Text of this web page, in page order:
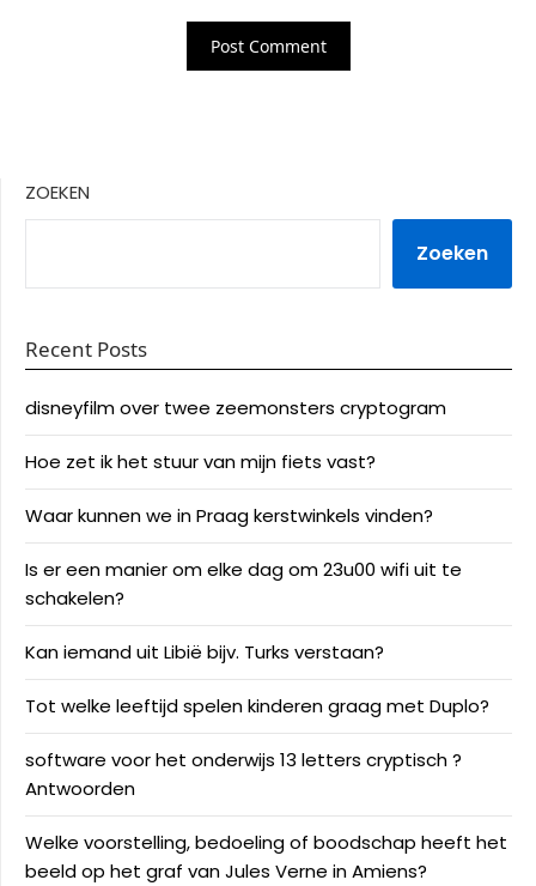
ZOEKEN
Zoeken
Recent Posts
disneyfilm over twee zeemonsters cryptogram
Hoe zet ik het stuur van mijn fiets vast?
Waar kunnen we in Praag kerstwinkels vinden?
Is er een manier om elke dag om 23u00 wifi uit te
schakelen?
Kan iemand uit Libië bijv. Turks verstaan?
Tot welke leeftijd spelen kinderen graag met Duplo?
software voor het onderwijs 13 letters cryptisch ?
Antwoorden
Welke voorstelling, bedoeling of boodschap heeft het
beeld op het graf van Jules Verne in Amiens?